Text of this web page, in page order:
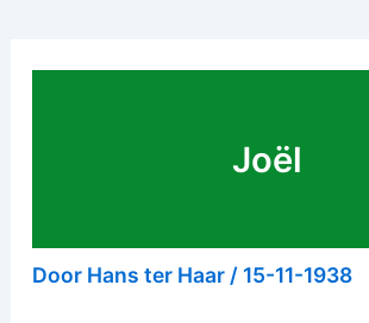
Joël
Door Hans ter Haar / 15-11-1938